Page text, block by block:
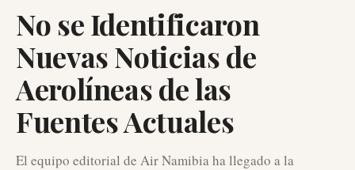
No se Identificaron
Nuevas Noticias de
Aerolíneas de las
Fuentes Actuales
El equipo editorial de Air Namibia ha llegado a la